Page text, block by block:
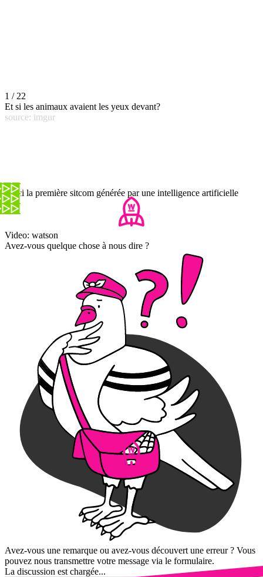
1 / 22
Et si les animaux avaient les yeux devant?
source: imgur
Voici la première sitcom générée par une intelligence artificielle
Video: watson
Avez-vous quelque chose à nous dire ?
Avez-vous une remarque ou avez-vous découvert une erreur ? Vous
pouvez nous transmettre votre message via le formulaire.
La discussion est chargée...